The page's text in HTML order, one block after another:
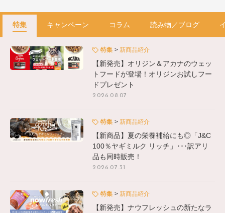
特集 キャンペーン コラム 読み物／ブログ
特集 新商品紹介
【新発売】オリジン＆アカナのウェッ
トフードが登場！オリジンお試しフー
ドプレゼント
2026.08.07
特集 新商品紹介
【新商品】夏の栄養補給にも◎「J&C
100％ヤギミルク リッチ」･･･訳アリ
品も同時販売！
2026.07.31
特集 新商品紹介
【新発売】ナウフレッシュの新たなラ